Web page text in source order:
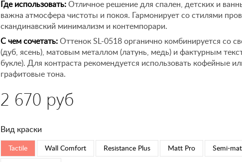
Где использовать: Отличное решение для спален, детских и
важна атмосфера чистоты и покоя. Гармонирует со стилями
скандинавский минимализм и контемпорари.
С чем сочетать: Оттенок SL-0518 органично комбинируется со
(дуб, ясень), матовым металлом (латунь, медь) и фактурным
букле). Для контраста рекомендуется использовать кофейные
графитовые тона.
2 670 руб
Вид краски
Tactile Wall Comfort Resistance Plus Matt Pro Semi-